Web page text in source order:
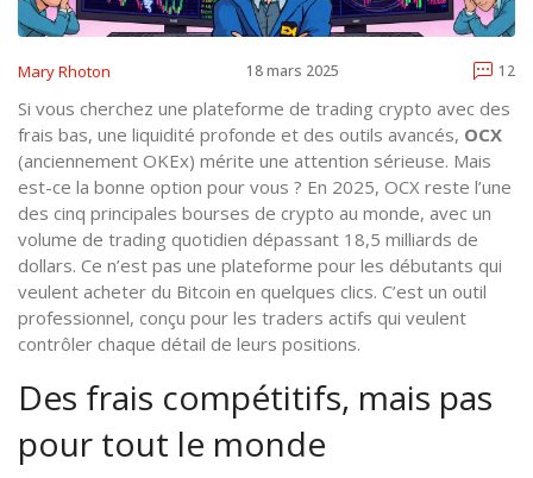
Mary Rhoton 18 mars 2025 12
Si vous cherchez une plateforme de trading crypto avec des
frais bas, une liquidité profonde et des outils avancés, OCX
(anciennement OKEx) mérite une attention sérieuse. Mais
est-ce la bonne option pour vous ? En 2025, OCX reste l’une
des cinq principales bourses de crypto au monde, avec un
volume de trading quotidien dépassant 18,5 milliards de
dollars. Ce n’est pas une plateforme pour les débutants qui
veulent acheter du Bitcoin en quelques clics. C’est un outil
professionnel, conçu pour les traders actifs qui veulent
contrôler chaque détail de leurs positions.
Des frais compétitifs, mais pas
pour tout le monde